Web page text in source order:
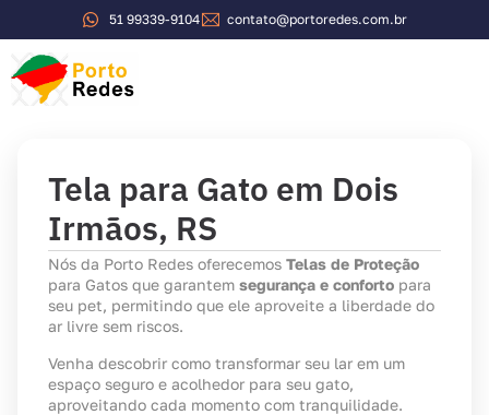
51 99339-9104 contato@portoredes.com.br
Tela para Gato em Dois
Irmãos, RS
Nós da Porto Redes oferecemos Telas de Proteção
para Gatos que garantem segurança e conforto para
seu pet, permitindo que ele aproveite a liberdade do
ar livre sem riscos.
Venha descobrir como transformar seu lar em um
espaço seguro e acolhedor para seu gato,
aproveitando cada momento com tranquilidade.